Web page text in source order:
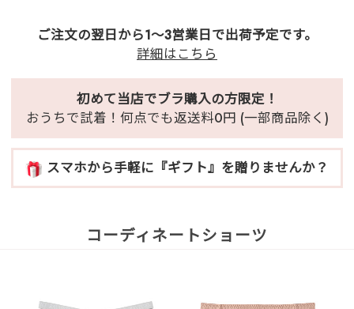
ご注文の翌日から1～3営業日で出荷予定です。
詳細はこちら
初めて当店でブラ購入の方限定！
おうちで試着！何点でも返送料0円 (一部商品除く)
スマホから手軽に『ギフト』を贈りませんか？
コーディネートショーツ